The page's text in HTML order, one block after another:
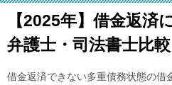
【2025年】借金返済
弁護士・司法書士比較
借金返済できない多重債務状態の借